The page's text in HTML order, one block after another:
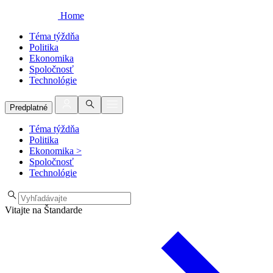
Home
Téma týždňa
Politika
Ekonomika
Spoločnosť
Technológie
Predplatné
Téma týždňa
Politika
Ekonomika >
Spoločnosť
Technológie
Vitajte na Štandarde